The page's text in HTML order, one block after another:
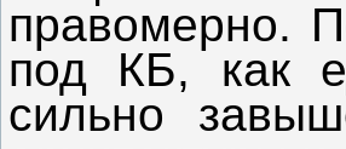
правомерно.
под КБ, как
сильно